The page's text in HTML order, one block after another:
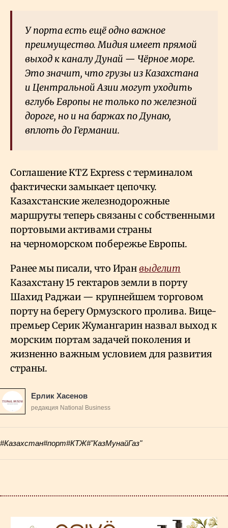
У порта есть ещё одно важное
преимущество. Мидия имеет прямой
выход к каналу Дунай — Чёрное море.
Это значит, что грузы из Казахстана
и Центральной Азии могут уходить
вглубь Европы не только по железной
дороге, но и на баржах по Дунаю,
вплоть до Германии.
Соглашение KTZ Express с терминалом
фактически замыкает цепочку.
Казахстанские железнодорожные
маршруты теперь связаны с собственными
портовыми активами страны
на черноморском побережье Европы.
Ранее мы писали, что Иранвыделит
Казахстану 15 гектаров земли в порту
Шахид Раджаи — крупнейшем торговом
порту на берегу Ормузского пролива. Вице-
премьер Серик Жумангарин назвал выход к
морским портам задачей поколения и
жизненно важным условием для развития
страны.
Ерлик Хасенов
редакция National Business
#Казахстан#порт#КТЖ#"КазМунайГаз"